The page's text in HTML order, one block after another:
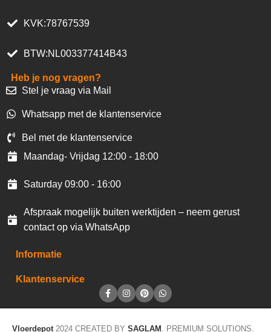
KVK:78767539
BTW:NL003377414B43
Heb je nog vragen?
Stel je vraag via Mail
Whatsapp met de klantenservice
Bel met de klantenservice
Maandag- Vrijdag 12:00 - 18:00
Saturday 09:00 - 16:00
Afspraak mogelijk buiten werktijden – neem gerust
contact op via WhatsApp
Informatie
Klantenservice
Vloerdepot 2024 CREATED BY SAGLAM . PREMIUM SOLUTIONS.